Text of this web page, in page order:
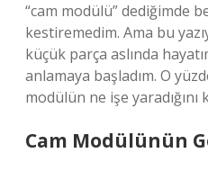
“cam modülü” dediğimde
kestiremedim. Ama bu
küçük parça aslında
anlamaya başladım. O
modülün ne işe yaradığını
Cam Modülünün